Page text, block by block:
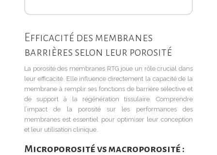
Efficacité des membranes
barrières selon leur porosité
La porosité des membranes RTG joue un rôle crucial dans
leur efficacité. Elle influence directement la capacité de la
membrane à remplir ses fonctions de barrière sélective et
de support à la régénération tissulaire. Comprendre
l’impact de la porosité sur les performances des
membranes est essentiel pour optimiser leur conception
et leur utilisation clinique.
Microporosité vs macroporosité :